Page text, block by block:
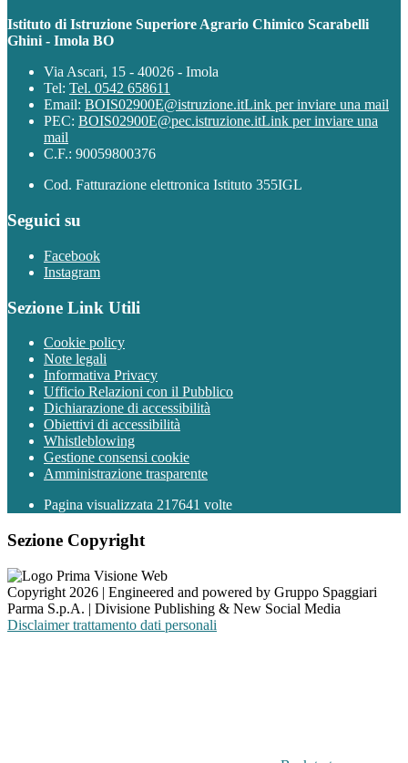
Istituto di Istruzione Superiore Agrario Chimico Scarabelli
Ghini - Imola BO
Via Ascari, 15 - 40026 - Imola
Tel: Tel. 0542 658611
Email: BOIS02900E@istruzione.itLink per inviare una mail
PEC: BOIS02900E@pec.istruzione.itLink per inviare una
mail
C.F.: 90059800376
Cod. Fatturazione elettronica Istituto 355IGL
Seguici su
Facebook
Instagram
Sezione Link Utili
Cookie policy
Note legali
Informativa Privacy
Ufficio Relazioni con il Pubblico
Dichiarazione di accessibilità
Obiettivi di accessibilità
Whistleblowing
Gestione consensi cookie
Amministrazione trasparente
Pagina visualizzata 217641 volte
Sezione Copyright
Copyright 2026 | Engineered and powered by Gruppo Spaggiari
Parma S.p.A. | Divisione Publishing & New Social Media
Disclaimer trattamento dati personali